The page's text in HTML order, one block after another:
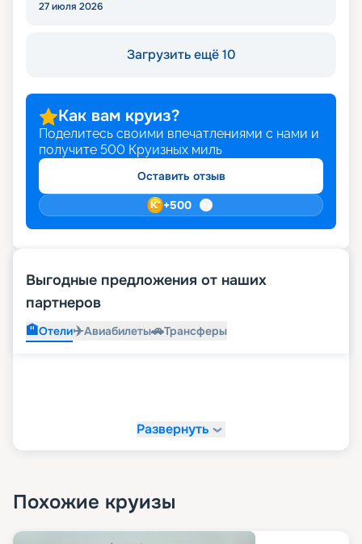
27 июля 2026
Загрузить ещё 10
Как вам круиз?
Поделитесь своими впечатлениями с нами и
получите 500 Круизных миль
Оставить отзыв
+500
Выгодные предложения от наших
партнеров
🏨Отели✈️Авиабилеты🚗Трансферы
Развернуть
Похожие круизы